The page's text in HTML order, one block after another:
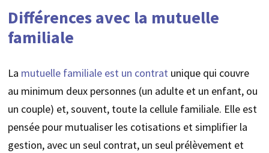
Différences avec la mutuelle
familiale
La mutuelle familiale est un contrat unique qui couvre
au minimum deux personnes (un adulte et un enfant, ou
un couple) et, souvent, toute la cellule familiale. Elle est
pensée pour mutualiser les cotisations et simplifier la
gestion, avec un seul contrat, un seul prélèvement et